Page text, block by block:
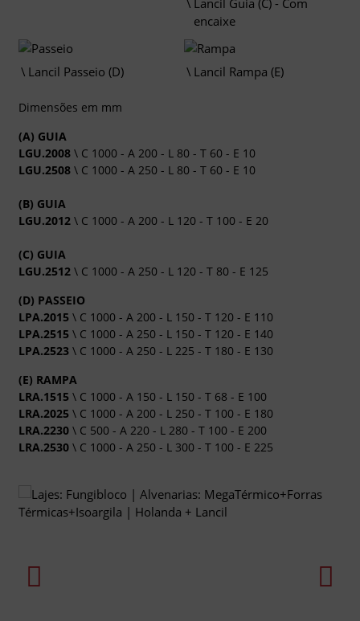
Lancil Guia (C) - Com
encaixe
Lancil Passeio (D) Lancil Rampa (E)
Dimensões em mm
(A) GUIA
LGU.2008\ C 1000 - A 200 - L 80 - T 60 - E 10
LGU.2508\ C 1000 - A 250 - L 80 - T 60 - E 10
(B) GUIA
LGU.2012\ C 1000 - A 200 - L 120 - T 100 - E 20
(C) GUIA
LGU.2512\ C 1000 - A 250 - L 120 - T 80 - E 125
(D) PASSEIO
LPA.2015 \ C 1000 - A 200 - L 150 - T 120 - E 110
LPA.2515 \ C 1000 - A 250 - L 150 - T 120 - E 140
LPA.2523\ C 1000 - A 250 - L 225 - T 180 - E 130
(E) RAMPA
LRA.1515 \ C 1000 - A 150 - L 150 - T 68 - E 100
LRA.2025 \ C 1000 - A 200 - L 250 - T 100 - E 180
LRA.2230\ C 500 - A 220 - L 280 - T 100 - E 200
LRA.2530\ C 1000 - A 250 - L 300 - T 100 - E 225